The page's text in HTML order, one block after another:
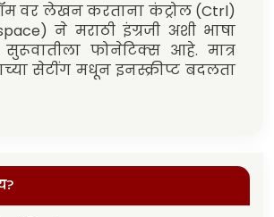
वर लेखन करताना कंट्रोल (Ctrl)
ने मराठी इंग्रजी अशी भाषा
फोनेटिक्स आहे. मात्र
सेटींग मधून इनस्क्रीप्ट बदलता